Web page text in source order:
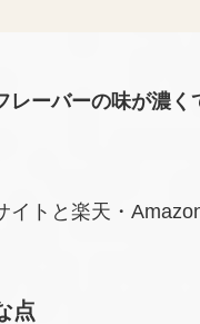
レーバーの味が濃
イトと楽天・
点